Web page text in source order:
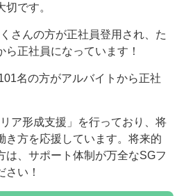
です。
さんの方が正社員登用され、た
ら正社員になっています！
名の方がアルバイトから正社
ア形成支援」を行っており、将
き方を応援しています。将来的
は、サポート体制が万全なSGフ
さい！